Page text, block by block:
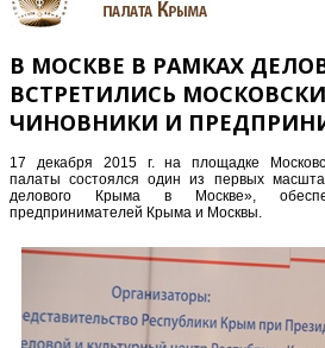
В МОСКВЕ В РАМКАХ
ВСТРЕТИЛИСЬ
ЧИНОВНИКИ И
17 декабря 2015 г. на площадке
палаты состоялся один из первых
делового Крыма в Москве»,
предпринимателей Крыма и Москвы.